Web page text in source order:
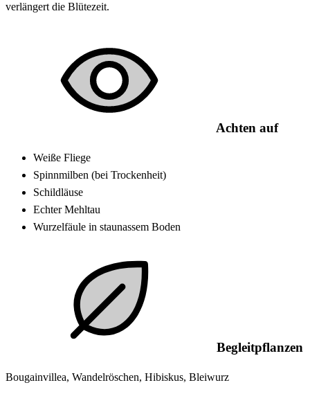
verlängert die Blütezeit.
Achten auf
Weiße Fliege
Spinnmilben (bei Trockenheit)
Schildläuse
Echter Mehltau
Wurzelfäule in staunassem Boden
Begleitpflanzen
Bougainvillea, Wandelröschen, Hibiskus, Bleiwurz